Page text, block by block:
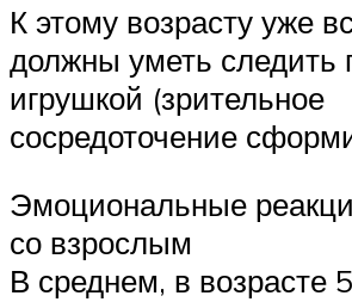
К этому возрасту уже
должны уметь следить
игрушкой (зрительное
сосредоточение
Эмоциональные
со взрослым
В среднем, в возрасте